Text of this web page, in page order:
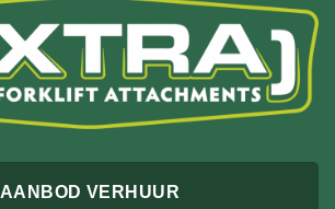
AANBOD VERHUUR